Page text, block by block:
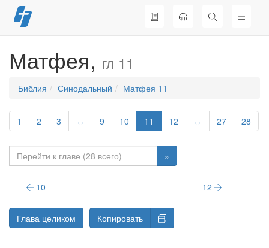
Перейти
к
Матфея, гл 11
Библия Синодальный Матфея 11
1 2 3 ↔ 9 10 11 12 ↔ 27 28
»
10 12
Глава целиком Копировать